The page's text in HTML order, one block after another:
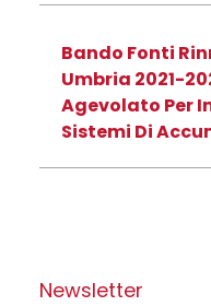
Bando Fonti
Umbria 2021-
Agevolato Per
Sistemi Di
Newsletter